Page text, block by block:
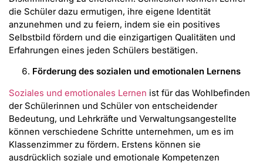
die Schüler dazu ermutigen, ihre eigene Identität
anzunehmen und zu feiern, indem sie ein positives
Selbstbild fördern und die einzigartigen Qualitäten und
Erfahrungen eines jeden Schülers bestätigen.
Förderung des sozialen und emotionalen Lernens
Soziales und emotionales Lernen ist für das Wohlbefinden
der Schülerinnen und Schüler von entscheidender
Bedeutung, und Lehrkräfte und Verwaltungsangestellte
können verschiedene Schritte unternehmen, um es im
Klassenzimmer zu fördern. Erstens können sie
ausdrücklich soziale und emotionale Kompetenzen